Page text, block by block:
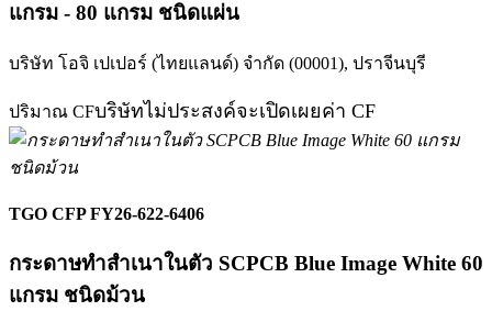
แกรม - 80 แกรม ชนิดแผ่น
บริษัท โอจิ เปเปอร์ (ไทยแลนด์) จำกัด (00001), ปราจีนบุรี
ปริมาณ CFบริษัทไม่ประสงค์จะเปิดเผยค่า CF
TGO CFP FY26-622-6406
กระดาษทำสำเนาในตัว SCPCB Blue Image White 60
แกรม ชนิดม้วน